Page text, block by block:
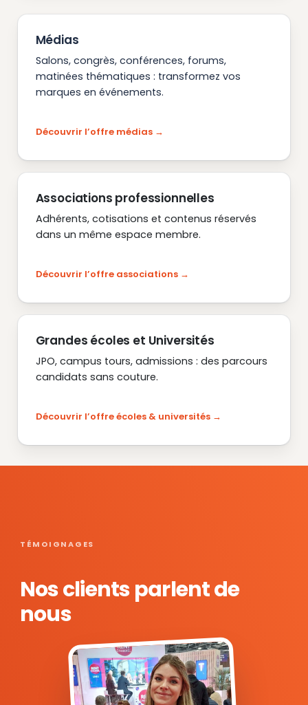
Médias
Salons, congrès, conférences, forums,
matinées thématiques : transformez vos
marques en événements.
Découvrir l’offre médias
Associations professionnelles
Adhérents, cotisations et contenus réservés
dans un même espace membre.
Découvrir l’offre associations
Grandes écoles et Universités
JPO, campus tours, admissions : des parcours
candidats sans couture.
Découvrir l’offre écoles & universités
TÉMOIGNAGES
Nos clients parlent de
nous